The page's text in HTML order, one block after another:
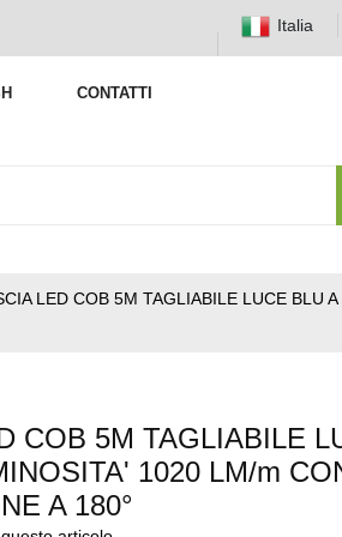
Italia
CONTATTI
LED COB 5M TAGLIABILE LUCE BLU
COB 5M TAGLIABILE
1020 LM/m
A 180°